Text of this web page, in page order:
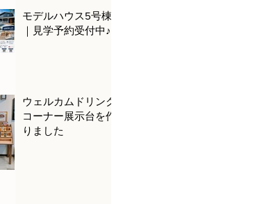
モデルハウス5号棟
｜見学予約受付中♪
ウェルカムドリンク
コーナー展示台を作
りました